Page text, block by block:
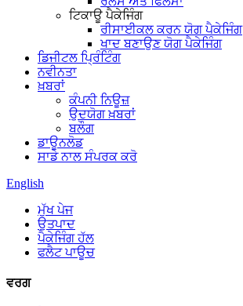
ਟਿਕਾਊ ਪੈਕੇਜਿੰਗ
ਰੀਸਾਈਕਲ ਕਰਨ ਯੋਗ ਪੈਕੇਜਿੰਗ
ਖਾਦ ਬਣਾਉਣ ਯੋਗ ਪੈਕੇਜਿੰਗ
ਡਿਜੀਟਲ ਪ੍ਰਿੰਟਿੰਗ
ਨਵੀਨਤਾ
ਖ਼ਬਰਾਂ
ਕੰਪਨੀ ਨਿਊਜ਼
ਉਦਯੋਗ ਖ਼ਬਰਾਂ
ਬਲੌਗ
ਡਾਊਨਲੋਡ
ਸਾਡੇ ਨਾਲ ਸੰਪਰਕ ਕਰੋ
English
ਮੁੱਖ ਪੇਜ
ਉਤਪਾਦ
ਪੈਕੇਜਿੰਗ ਹੱਲ
ਫਲੈਟ ਪਾਊਚ
ਵਰਗ